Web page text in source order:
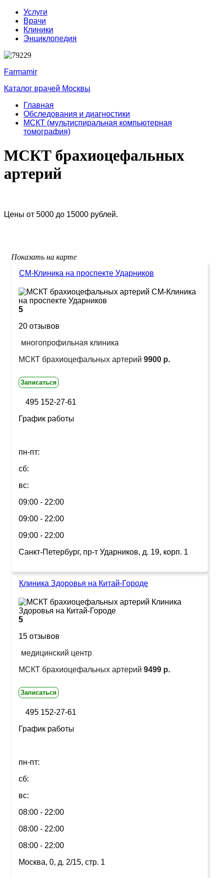
Услуги
Врачи
Клиники
Энциклопедия
Farmamir
Каталог врачей Москвы
Главная
Обследования и диагностики
МСКТ (мультиспиральная компьютерная
томография)
МСКТ брахиоцефальных
артерий
Цены от 5000 до 15000 рублей.
Показать на карте
СМ-Клиника на проспекте Ударников
5
20 отзывов
многопрофильная клиника
МСКТ брахиоцефальных артерий 9900 р.
Записаться
495 152-27-61
График работы
пн-пт:
сб:
вс:
09:00 - 22:00
09:00 - 22:00
09:00 - 22:00
Санкт-Петербург, пр-т Ударников, д. 19, корп. 1
Клиника Здоровья на Китай-Городе
5
15 отзывов
медицинский центр
МСКТ брахиоцефальных артерий 9499 р.
Записаться
495 152-27-61
График работы
пн-пт:
сб:
вс:
08:00 - 22:00
08:00 - 22:00
08:00 - 22:00
Москва, 0, д. 2/15, стр. 1